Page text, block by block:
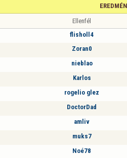
Ellenfél
flisholl4
Zoran0
nieblao
Karlos
rogelio glez
DoctorDad
amliv
muks7
Noé78